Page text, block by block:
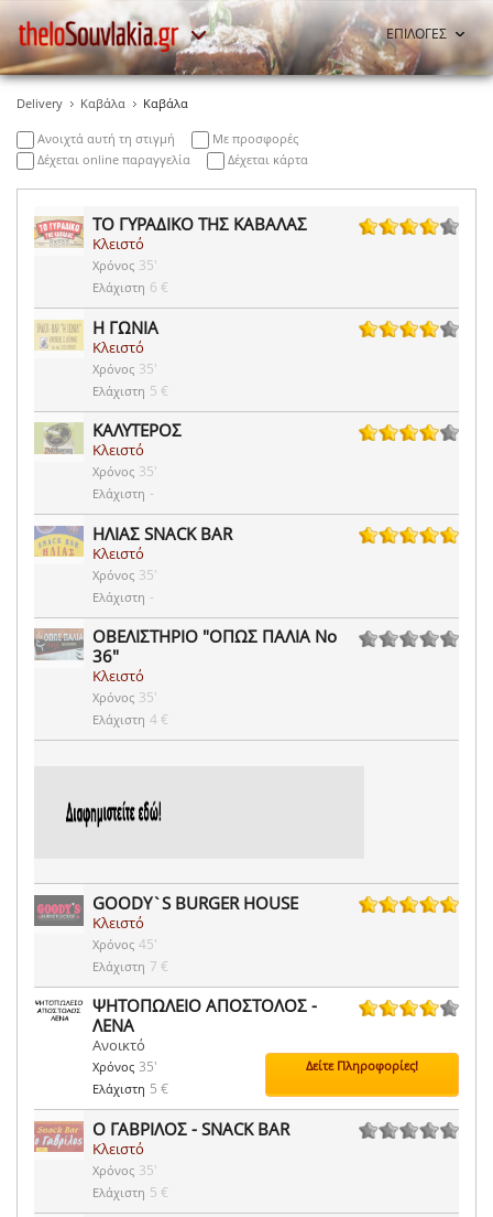
ΕΠΙΛΟΓΕΣ
Delivery Καβάλα Καβάλα
Ανοιχτά αυτή τη στιγμή
Με προσφορές
Δέχεται online παραγγελία
Δέχεται κάρτα
ΤΟ ΓΥΡΑΔΙΚΟ ΤΗΣ ΚΑΒΑΛΑΣ
Κλειστό
Χρόνος 35'
Ελάχιστη 6 €
Η ΓΩΝΙΑ
Κλειστό
Χρόνος 35'
Ελάχιστη 5 €
ΚΑΛΥΤΕΡΟΣ
Κλειστό
Χρόνος 35'
Ελάχιστη -
ΗΛΙΑΣ SNACK BAR
Κλειστό
Χρόνος 35'
Ελάχιστη -
ΟΒΕΛΙΣΤΗΡΙΟ "ΟΠΩΣ ΠΑΛΙΑ Νο
36"
Κλειστό
Χρόνος 35'
Ελάχιστη 4 €
GOODY`S BURGER HOUSE
Κλειστό
Χρόνος 45'
Ελάχιστη 7 €
ΨΗΤΟΠΩΛΕΙΟ ΑΠΟΣΤΟΛΟΣ -
ΛΕΝΑ
Ανοικτό
Χρόνος 35'
Ελάχιστη 5 €
Δείτε Πληροφορίες!
Ο ΓΑΒΡΙΛΟΣ - SNACK BAR
Κλειστό
Χρόνος 35'
Ελάχιστη 5 €